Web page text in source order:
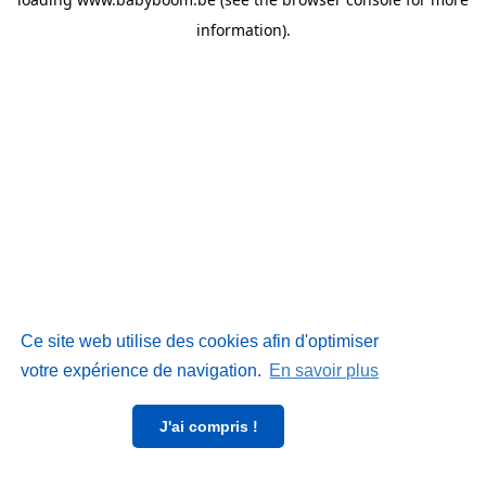
Ce site web utilise des cookies afin d'optimiser
votre expérience de navigation. En savoir plus
J'ai compris !
information).